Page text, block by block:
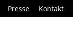
Presse Kontakt